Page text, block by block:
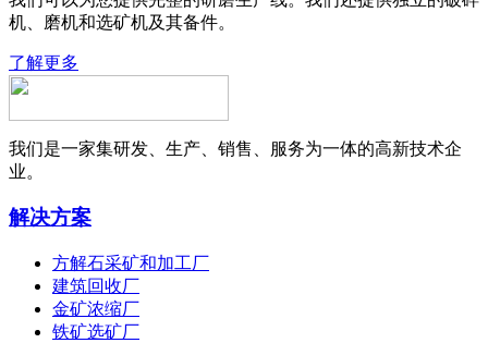
机、磨机和选矿机及其备件。
了解更多
我们是一家集研发、生产、销售、服务为一体的高新技术企
业。
解决方案
方解石采矿和加工厂
建筑回收厂
金矿浓缩厂
铁矿选矿厂